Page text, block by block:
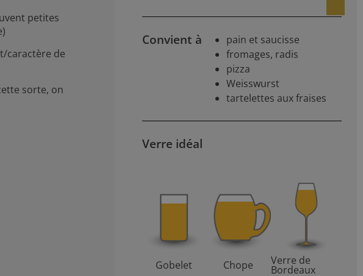
petites
caractère de
sorte, on
Convient à
pain et saucisse
fromages, radis
pizza
Weisswurst
tartelettes aux fraises
Verre idéal
Gobelet Chope Verre de
Bordeaux